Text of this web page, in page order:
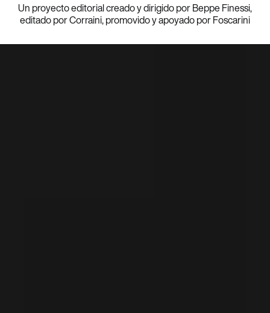
Un proyecto editorial creado y dirigido por Beppe Finessi,
editado por Corraini, promovido y apoyado por Foscarini